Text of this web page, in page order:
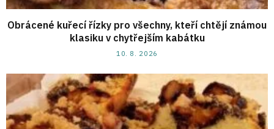
Obrácené kuřecí řízky pro všechny, kteří chtějí známou
klasiku v chytřejším kabátku
10. 8. 2026